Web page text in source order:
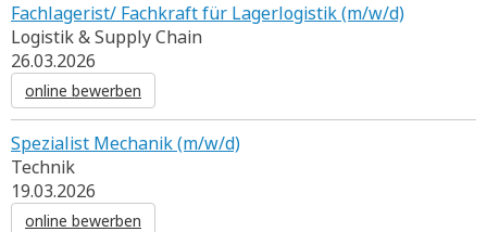
Fachlagerist/ Fachkraft für Lagerlogistik (m/w/d)
Logistik & Supply Chain
26.03.2026
online bewerben
Spezialist Mechanik (m/w/d)
Technik
19.03.2026
online bewerben